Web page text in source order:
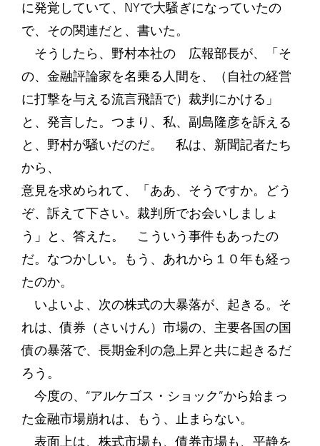
に発覚していて、NYで大騒ぎになっていたの
で、その関連だと、書いた。
そうしたら、野村本社の 広報部長が、「そ
の、金融評論家を名乗る人間を、（自社の経営
に打撃を与える流言飛語で）裁判にかける」
と、発言した。つまり、私、副島隆彦を訴える
と、野村が騒いだのだ。 私は、新聞記者たち
から、
意見を求められて、「ああ、そうですか。どう
ぞ、訴えて下さい。裁判所でお会いしましょ
う」と、答えた。 こういう事件もあったの
だ。なつかしい。もう、あれから１０年も経っ
たのか。
いよいよ、次の株式の大暴落が、起きる。そ
れは、債券（さいけん）市場の、主要各国の国
債の暴落で、長期金利の急上昇と共に起きるだ
ろう。
今度の、“アルケゴス・ショック”から始まっ
た金融市場崩れは、もう、止まらない。
表面上は、株式市場も、債券市場も、平静を